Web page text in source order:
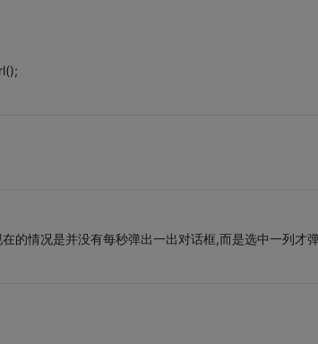
的情况是并没有每秒弹出一出对话框,而是选中一列才